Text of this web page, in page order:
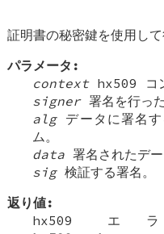
証明書の秘密鍵を使用し
パラメータ:
contexthx509 コン
signer署名を行った
algデータに署名す
ム。
data 署名されたデー
sig検証する署名。
返り値:
hx509 エ